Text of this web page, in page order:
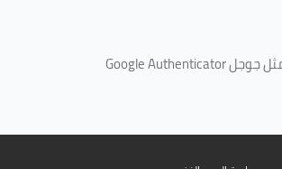
جوجلGoogle Authenticator